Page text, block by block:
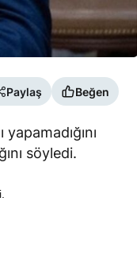
Paylaş Beğen
söyledi.